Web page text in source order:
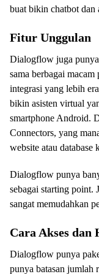
buat bikin chatbot dan
Fitur Unggulan
Dialogflow juga
sama berbagai
integrasi yang lebih
bikin asisten virtual
smartphone Android.
Connectors, yang
website atau database
Dialogflow punya
sebagai starting point.
sangat memudahkan
Cara Akses dan
Dialogflow punya
punya batasan jumlah